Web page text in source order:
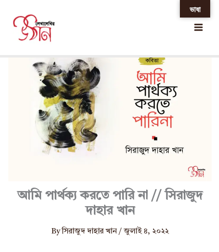
content
আমি পার্থক্য করতে পারি না // সিরাজুদ
দাহার খান
Byসিরাজুদ দাহার খান/জুলাই ৪, ২০২২
ভাষা